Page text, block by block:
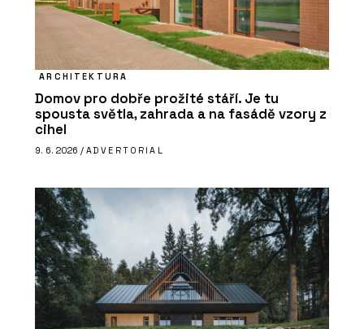
ARCHITEKTURA
Domov pro dobře prožité stáří. Je tu
spousta světla, zahrada a na fasádě vzory z
cihel
9. 6. 2026 / ADVERTORIAL